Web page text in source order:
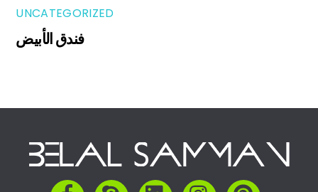
UNCATEGORIZED
فندق الأبيض
Back
Top
Facebook Skype LinkedIn Instagram